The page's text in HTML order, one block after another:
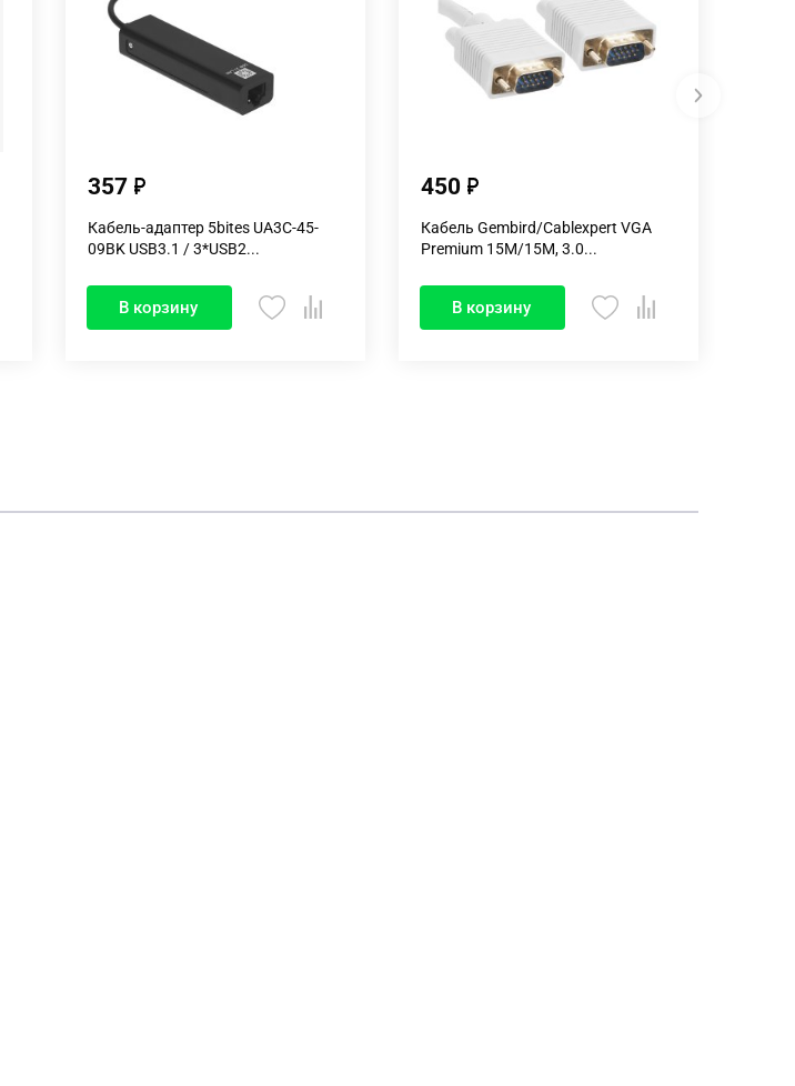
357
Кабель-адаптер 5bites UA3C-45-
09BK USB3.1 / 3*USB2...
В корзину
450
Кабель Gembird/Cablexpert VGA
Premium 15M/15M, 3.0...
В корзину